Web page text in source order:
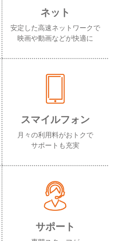
ネット
安定した高速ネットワークで
映画や動画などが快適に
スマイルフォン
月々の利用料がおトクで
サポートも充実
サポート